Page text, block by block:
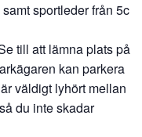
sportleder från 5c
till att lämna plats på
ägaren kan parkera
väldigt lyhört mellan
du inte skadar